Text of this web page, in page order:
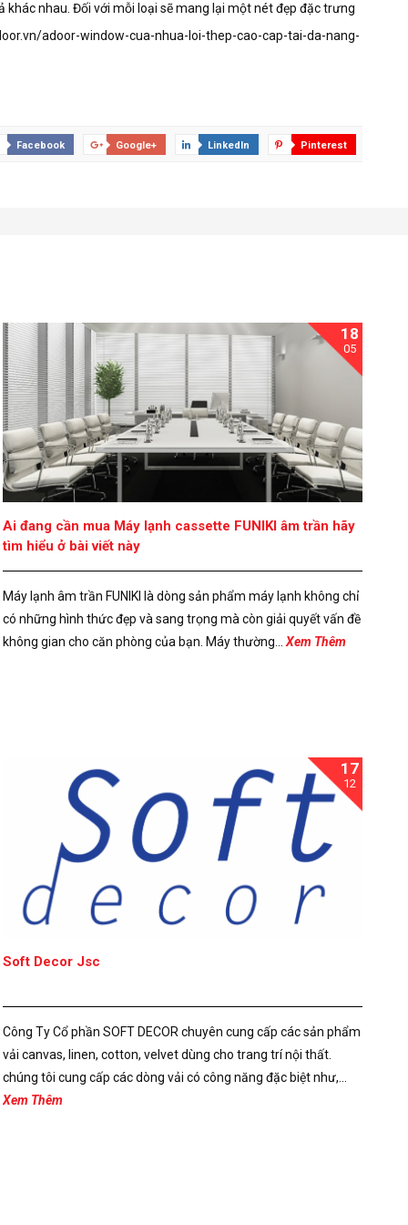
nhau. Đối với mỗi loại sẽ mang lại một nét đẹp đặc trưng
adoor-window-cua-nhua-loi-thep-cao-cap-tai-da-nang-
Facebook Google+ LinkedIn Pinterest
18
05
Ai đang cần mua Máy lạnh cassette FUNIKI âm trần hãy
tìm hiểu ở bài viết này
Máy lạnh âm trần FUNIKI là dòng sản phẩm máy lạnh không chỉ
có những hình thức đẹp và sang trọng mà còn giải quyết vấn đề
không gian cho căn phòng của bạn. Máy thường...Xem Thêm
17
12
Soft Decor Jsc
Công Ty Cổ phần SOFT DECOR chuyên cung cấp các sản phẩm
vải canvas, linen, cotton, velvet dùng cho trang trí nội thất.
chúng tôi cung cấp các dòng vải có công năng đặc biệt như,...
Xem Thêm